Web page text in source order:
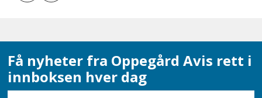
Få nyheter fra Oppegård Avis rett i
innboksen hver dag